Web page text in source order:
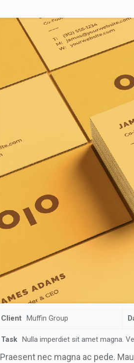
Client Muffin Group
Task Nulla imperdiet sit amet magna.
Praesent nec magna ac pede.